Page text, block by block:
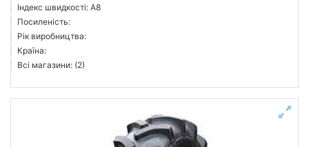
Індекс швидкості: A8
Посиленість:
Рік виробництва:
Країна:
Всі магазини: (2)
Longshan
Ozka
Всі бренди